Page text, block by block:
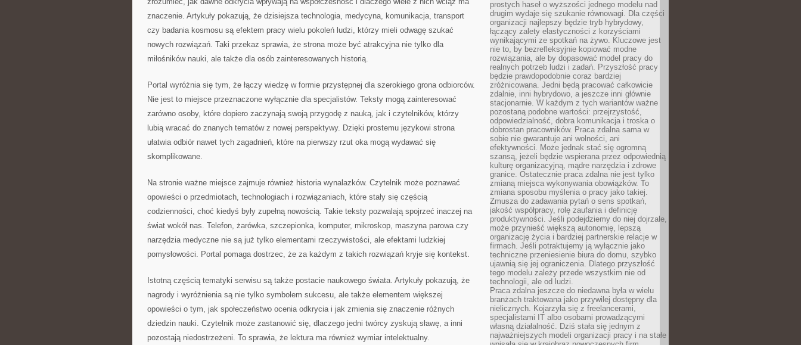
znaczenie. Artykuły pokazują, że dzisiejsza technologia, medycyna, komunikacja, transport
czy badania kosmosu są efektem pracy wielu pokoleń ludzi, którzy mieli odwagę szukać
nowych rozwiązań. Taki przekaz sprawia, że strona może być atrakcyjna nie tylko dla
miłośników nauki, ale także dla osób zainteresowanych historią.
Portal wyróżnia się tym, że łączy wiedzę w formie przystępnej dla szerokiego grona odbiorców.
Nie jest to miejsce przeznaczone wyłącznie dla specjalistów. Teksty mogą zainteresować
zarówno osoby, które dopiero zaczynają swoją przygodę z nauką, jak i czytelników, którzy
lubią wracać do znanych tematów z nowej perspektywy. Dzięki prostemu językowi strona
ułatwia odbiór nawet tych zagadnień, które na pierwszy rzut oka mogą wydawać się
skomplikowane.
Na stronie ważne miejsce zajmuje również historia wynalazków. Czytelnik może poznawać
opowieści o przedmiotach, technologiach i rozwiązaniach, które stały się częścią
codzienności, choć kiedyś były zupełną nowością. Takie teksty pozwalają spojrzeć inaczej na
świat wokół nas. Telefon, żarówka, szczepionka, komputer, mikroskop, maszyna parowa czy
narzędzia medyczne nie są już tylko elementami rzeczywistości, ale efektami ludzkiej
pomysłowości. Portal pomaga dostrzec, że za każdym z takich rozwiązań kryje się kontekst.
Istotną częścią tematyki serwisu są także postacie naukowego świata. Artykuły pokazują, że
nagrody i wyróżnienia są nie tylko symbolem sukcesu, ale także elementem większej
opowieści o tym, jak społeczeństwo ocenia odkrycia i jak zmienia się znaczenie różnych
dziedzin nauki. Czytelnik może zastanowić się, dlaczego jedni twórcy zyskują sławę, a inni
pozostają niedostrzeżeni. To sprawia, że lektura ma również wymiar intelektualny.
prostych haseł o wyższości jednego modelu nad
drugim wydaje się szukanie równowagi. Dla części
organizacji najlepszy będzie tryb hybrydowy,
łączący zalety elastyczności z korzyściami
wynikającymi ze spotkań na żywo. Kluczowe jest
nie to, by bezrefleksyjnie kopiować modne
rozwiązania, ale by dopasować model pracy do
realnych potrzeb ludzi i zadań. Przyszłość pracy
będzie prawdopodobnie coraz bardziej
zróżnicowana. Jedni będą pracować całkowicie
zdalnie, inni hybrydowo, a jeszcze inni głównie
stacjonarnie. W każdym z tych wariantów ważne
pozostaną podobne wartości: przejrzystość,
odpowiedzialność, dobra komunikacja i troska o
dobrostan pracowników. Praca zdalna sama w
sobie nie gwarantuje ani wolności, ani
efektywności. Może jednak stać się ogromną
szansą, jeżeli będzie wspierana przez odpowiednią
kulturę organizacyjną, mądre narzędzia i zdrowe
granice. Ostatecznie praca zdalna nie jest tylko
zmianą miejsca wykonywania obowiązków. To
zmiana sposobu myślenia o pracy jako takiej.
Zmusza do zadawania pytań o sens spotkań,
jakość współpracy, rolę zaufania i definicję
produktywności. Jeśli podejdziemy do niej dojrzale,
może przynieść większą autonomię, lepszą
organizację życia i bardziej partnerskie relacje w
firmach. Jeśli potraktujemy ją wyłącznie jako
techniczne przeniesienie biura do domu, szybko
ujawnią się jej ograniczenia. Dlatego przyszłość
tego modelu zależy przede wszystkim nie od
technologii, ale od ludzi.
Praca zdalna jeszcze do niedawna była w wielu
branżach traktowana jako przywilej dostępny dla
nielicznych. Kojarzyła się z freelancerami,
specjalistami IT albo osobami prowadzącymi
własną działalność. Dziś stała się jednym z
najważniejszych modeli organizacji pracy i na stałe